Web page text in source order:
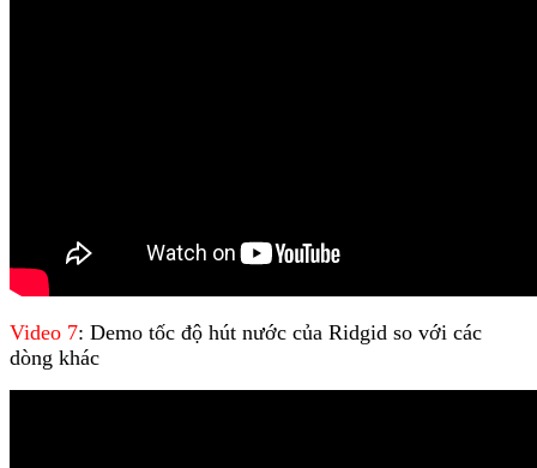
Video 7: Demo tốc độ hút nước của Ridgid so với các
dòng khác